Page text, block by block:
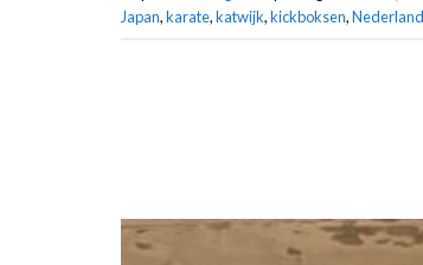
Japan,karate,katwijk,kickboksen,